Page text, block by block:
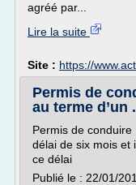
agréé par...
Lire la suite
Site : https://
Permis de
au terme d’un
Permis de
délai de six mois et
ce délai
Publié le : 22/01/